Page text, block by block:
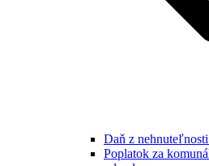
Daň z
Poplatok za